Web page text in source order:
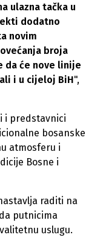
ulazna tačka u
dodatno
novim
broja
da će nove linije
i u cijeloj BiH",
i predstavnici
bosanske
atmosferu i
Bosne i
raditi na
putnicima
uslugu.